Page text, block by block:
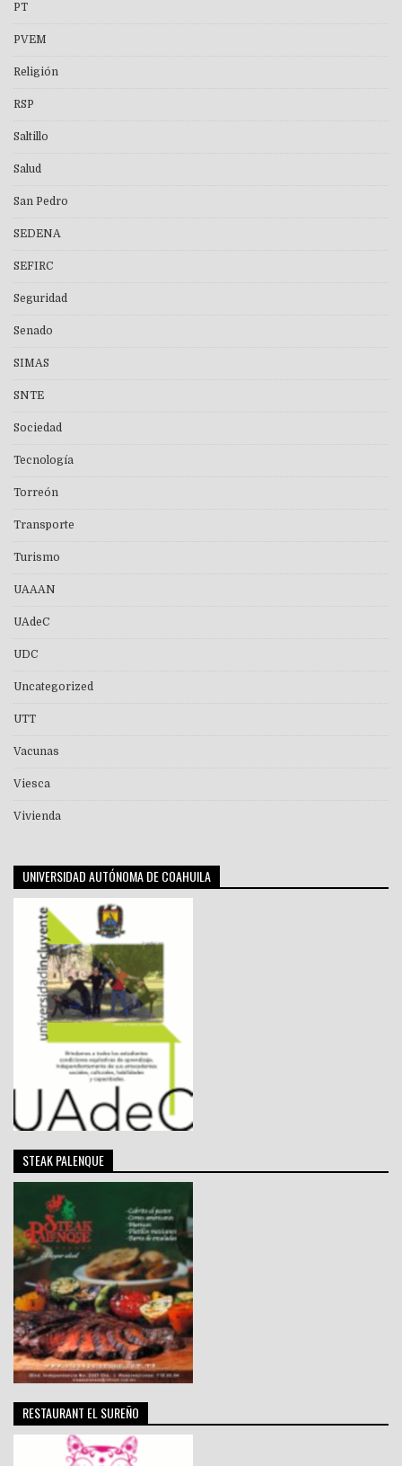
PT
PVEM
Religión
RSP
Saltillo
Salud
San Pedro
SEDENA
SEFIRC
Seguridad
Senado
SIMAS
SNTE
Sociedad
Tecnología
Torreón
Transporte
Turismo
UAAAN
UAdeC
UDC
Uncategorized
UTT
Vacunas
Viesca
Vivienda
UNIVERSIDAD AUTÓNOMA DE COAHUILA
STEAK PALENQUE
RESTAURANT EL SUREÑO